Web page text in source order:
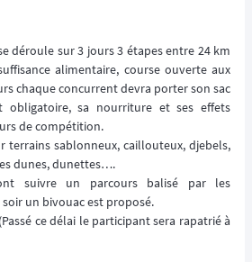
déroule sur 3 jours 3 étapes entre 24 km
alimentaire, course ouverte aux
chaque concurrent devra porter son sac
obligatoire, sa nourriture et ses effets
de compétition.
terrains sablonneux, caillouteux, djebels,
dunes, dunettes….
suivre un parcours balisé par les
un bivouac est proposé.
ce délai le participant sera rapatrié à